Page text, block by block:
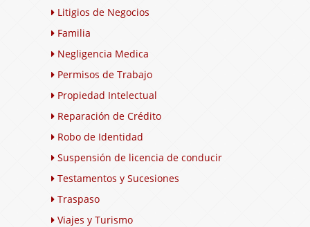
Litigios de Negocios
Familia
Negligencia Medica
Permisos de Trabajo
Propiedad Intelectual
Reparación de Crédito
Robo de Identidad
Suspensión de licencia de conducir
Testamentos y Sucesiones
Traspaso
Viajes y Turismo